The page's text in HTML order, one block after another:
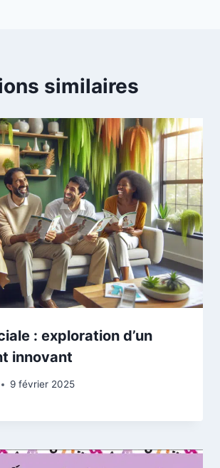
similaires
: exploration d’un
innovant
9 février 2025